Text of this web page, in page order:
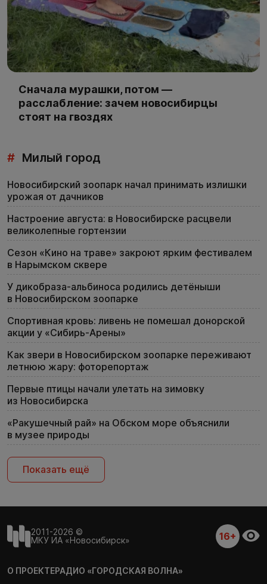
Сначала мурашки, потом —
расслабление: зачем новосибирцы
стоят на гвоздях
# Милый город
Новосибирский зоопарк начал принимать излишки
урожая от дачников
Настроение августа: в Новосибирске расцвели
великолепные гортензии
Сезон «Кино на траве» закроют ярким фестивалем
в Нарымском сквере
У дикобраза-альбиноса родились детёныши
в Новосибирском зоопарке
Спортивная кровь: ливень не помешал донорской
акции у «Сибирь-Арены»
Как звери в Новосибирском зоопарке переживают
летнюю жару: фоторепортаж
Первые птицы начали улетать на зимовку
из Новосибирска
«Ракушечный рай» на Обском море объяснили
в музее природы
Показать ещё
2011-2026 ©
МКУ ИА «Новосибирск»
16+
О ПРОЕКТЕРАДИО «ГОРОДСКАЯ ВОЛНА»